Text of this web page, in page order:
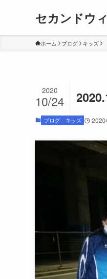
セカンドウ
ホーム ブログ キッズ
2020
10/24
ブログ キッズ 2020